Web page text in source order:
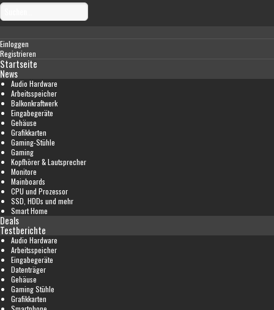
Einloggen
Registrieren
Startseite
News
Audio Hardware
Arbeitsspeicher
Balkonkraftwerk
Eingabegeräte
Gehäuse
Grafikkarten
Gaming-Stühle
Gaming
Kopfhörer & Lautsprecher
Monitore
Mainboards
CPU und Prozessor
SSD, HDDs und mehr
Smart Home
Deals
Testberichte
Audio Hardware
Arbeitsspeicher
Eingabegeräte
Datenträger
Gehäuse
Gaming Stühle
Grafikkarten